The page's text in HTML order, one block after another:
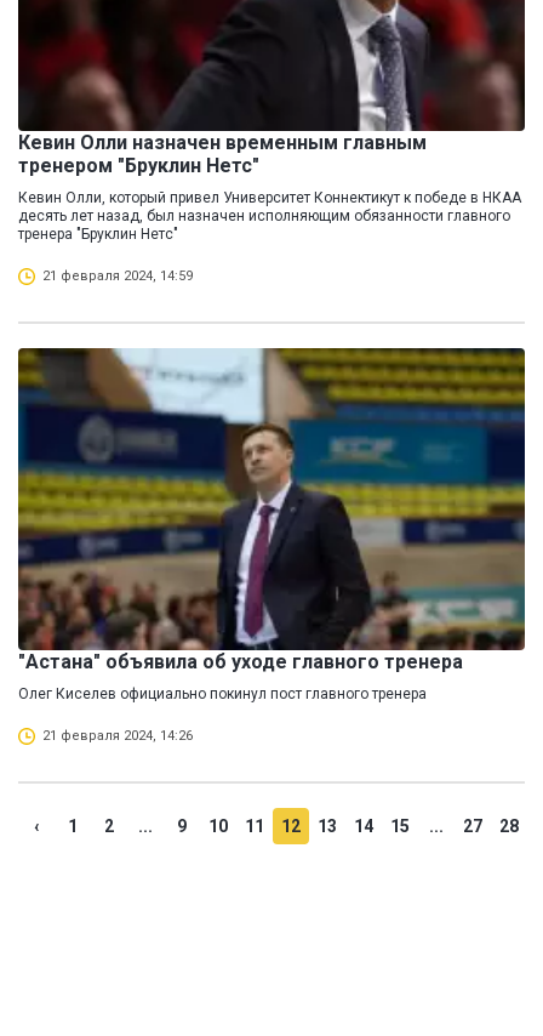
Кевин Олли назначен временным главным
тренером "Бруклин Нетс"
Кевин Олли, который привел Университет Коннектикут к победе в НКАА
десять лет назад, был назначен исполняющим обязанности главного
тренера "Бруклин Нетс"
21 февраля 2024, 14:59
"Астана" объявила об уходе главного тренера
Олег Киселев официально покинул пост главного тренера
21 февраля 2024, 14:26
‹ 1 2 ... 9 10 11 12 13 14 15 ... 27 28